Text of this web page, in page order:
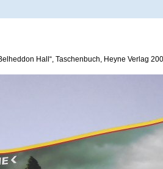
Hall“, Taschenbuch, Heyne Verlag